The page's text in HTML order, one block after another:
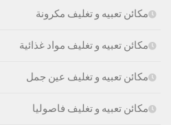
مكائن تعبيه و تغليف مكرونة
مكائن تعبيه و تغليف مواد غذائية
مكائن تعبيه و تغليف عين جمل
مكائن تعبيه و تغليف فاصوليا